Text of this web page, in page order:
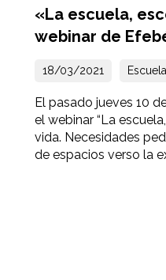
«La escuela,
webinar de
18/03/2021
El pasado jueves 10
el webinar “La
vida. Necesidades
de espacios verso la